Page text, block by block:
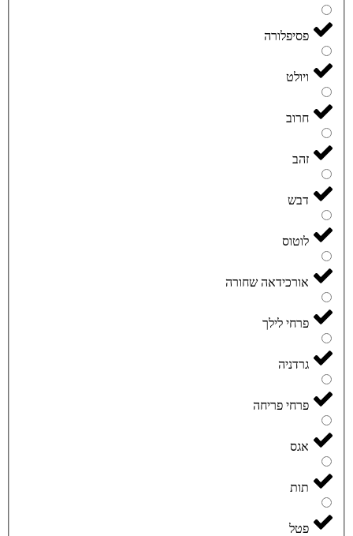
פסיפלורה
ויולט
חרוב
זהב
דבש
לוטוס
אורכידאה שחורה
פרחי לילך
גרדניה
פרחי פריחה
אגס
תות
פטל